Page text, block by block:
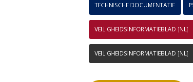
TECHNISCHE DOCUMENTATIE
VEILIGHEIDSINFORMATIEBLAD [NL]
VEILIGHEIDSINFORMATIEBLAD [NL]